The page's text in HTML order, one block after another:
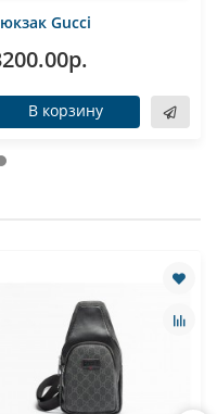
Gucci
В корзину